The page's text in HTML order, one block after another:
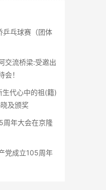
乒乓球赛（团体
交流桥梁:受邀出
！
生代心中的祖(籍)
及颁奖
周年大会在京隆
党成立105周年